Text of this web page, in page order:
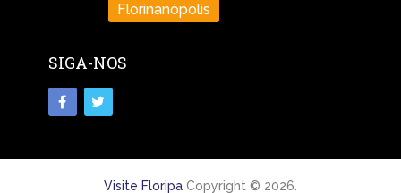
Florinanópolis
SIGA-NOS
Visite FloripaCopyright © 2026.